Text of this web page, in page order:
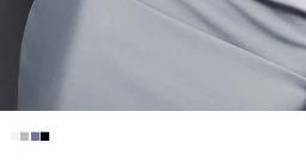
■■■